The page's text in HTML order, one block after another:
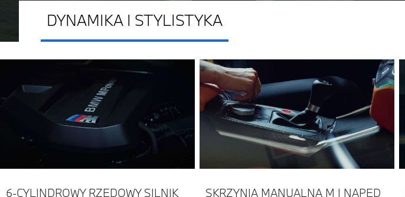
DYNAMIKA I STYLISTYKA
6-CYLINDROWY RZĘDOWY SILNIK
SKRZYNIA MANUALNA M I NAPĘD